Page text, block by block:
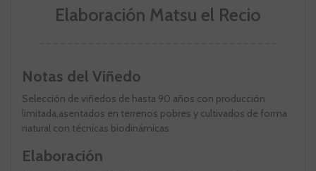
Elaboración Matsu el Recio
Notas del Viñedo
Selección de viñedos de hasta 90 años con producción
limitada,asentados en terrenos pobres y cultivados de forma
natural con técnicas biodinámicas
Elaboración